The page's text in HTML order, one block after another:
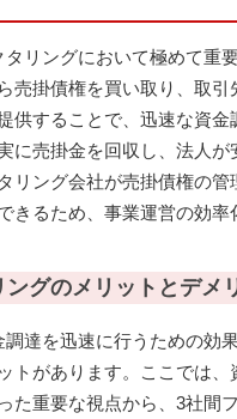
リングにおいて極めて重
売掛債権を買い取り、取
供することで、迅速な資
に売掛金を回収し、法人
リング会社が売掛債権の
きるため、事業運営の効
グのメリットとデメ
達を迅速に行うための効
トがあります。ここでは
た重要な視点から、3社間